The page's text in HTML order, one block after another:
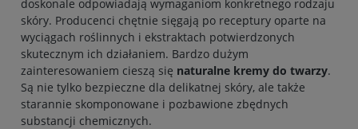
doskonale odpowiadają wymaganiom konkretnego rodzaju
skóry. Producenci chętnie sięgają po receptury oparte na
wyciągach roślinnych i ekstraktach potwierdzonych
skutecznym ich działaniem. Bardzo dużym
zainteresowaniem cieszą się naturalne kremy do twarzy.
Są nie tylko bezpieczne dla delikatnej skóry, ale także
starannie skomponowane i pozbawione zbędnych
substancji chemicznych.